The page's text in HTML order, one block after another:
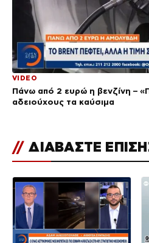
VIDEO
Πάνω από 2 ευρώ η βενζίνη –
αδειούχους τα καύσιμα
// ΔΙΑΒΑΣΤΕ